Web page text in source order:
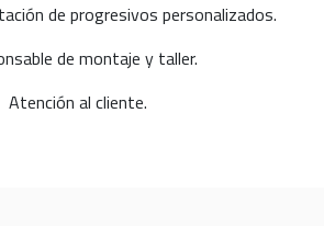
de progresivos personalizados.
de montaje y taller.
Atención al cliente.